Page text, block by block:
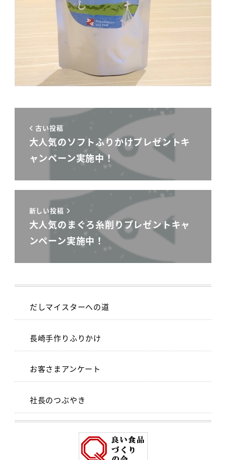
古い投稿
大人気のソフトふりかけプレゼントキ
ャンペーン実施中！
新しい投稿
大人気のまぐろ糸削りプレゼントキャ
ンペーン実施中！
だしマイスターへの道
長崎手作りふりかけ
お客さまアンケート
社長のつぶやき